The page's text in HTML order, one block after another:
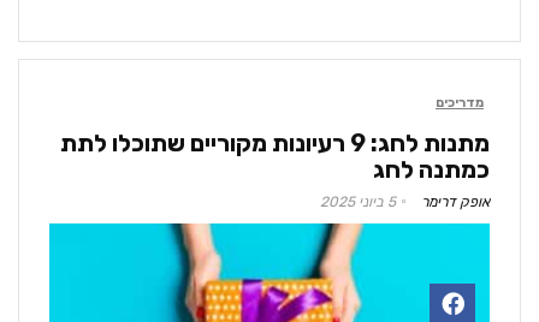
מדריכים
מתנות לחג: 9 רעיונות מקוריים שתוכלו לתת
כמתנה לחג
אופק דרימר 5 ביוני 2025